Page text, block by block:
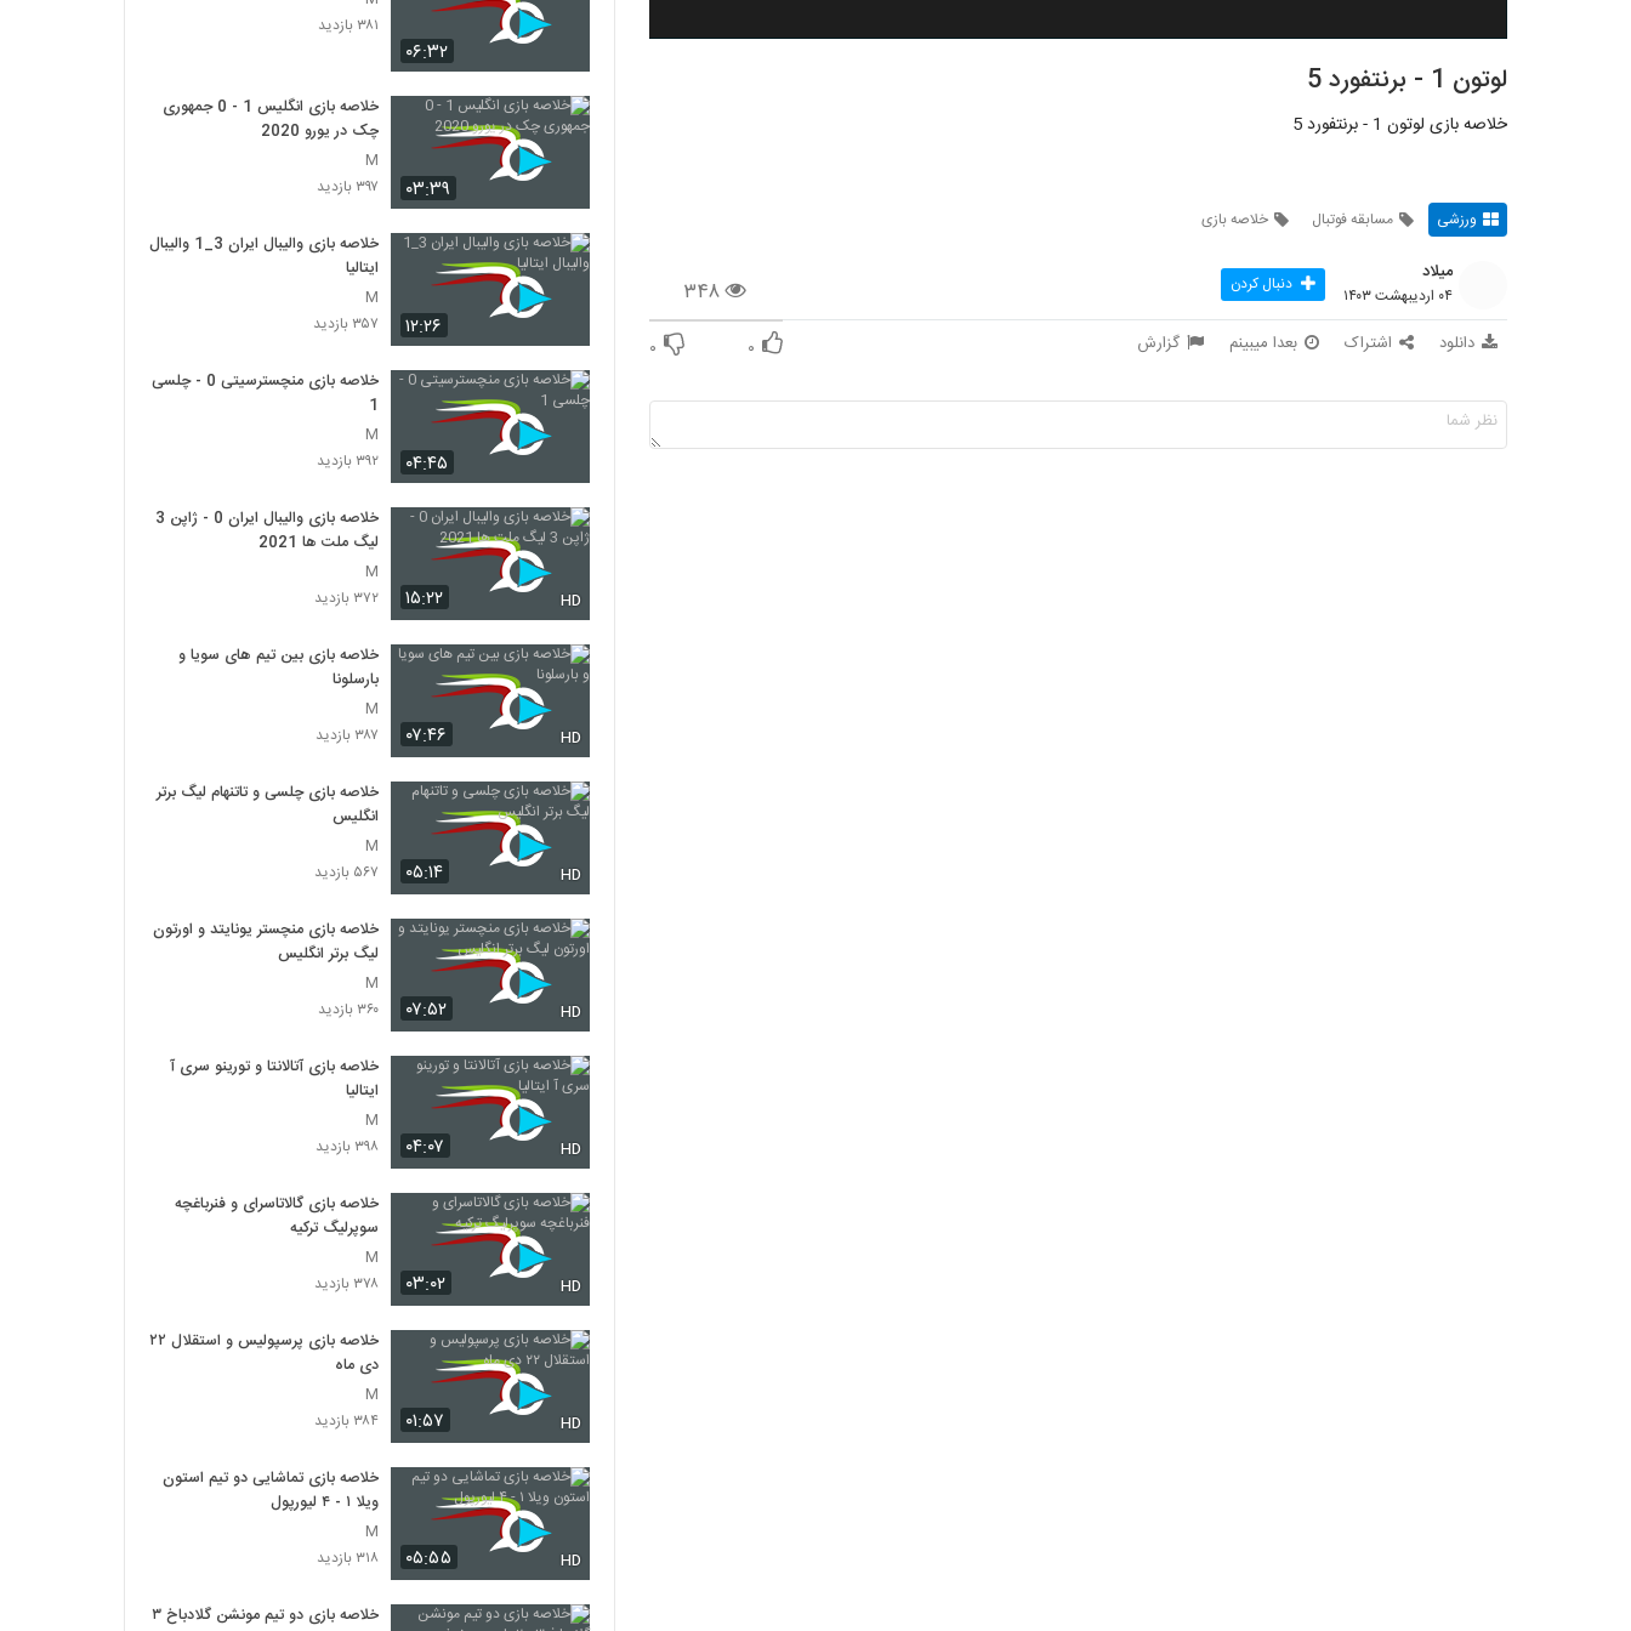
لوتون 1 - برنتفورد 5
خلاصه بازی لوتون 1 - برنتفورد 5
ورزشی مسابقه فوتبال خلاصه بازی
۳۴۸
میلاد
۰۴ اردیبهشت ۱۴۰۳ دنبال کردن
دانلود اشتراک بعدا میبینم گزارش ۰ ۰
۰۶:۳۲
۳۸۱ بازدید
۰۳:۳۹
خلاصه بازی انگلیس 1 - 0 جمهوری
چک در یورو 2020
M
۳۹۷ بازدید
۱۲:۲۶
خلاصه بازی والیبال ایران 3_1 والیبال
ایتالیا
M
۳۵۷ بازدید
۰۴:۴۵
خلاصه بازی منچسترسیتی 0 - چلسی
1
M
۳۹۲ بازدید
۱۵:۲۲ HD
خلاصه بازی والیبال ایران 0 - ژاپن 3
لیگ ملت ها 2021
M
۳۷۲ بازدید
۰۷:۴۶ HD
خلاصه بازی بین تیم های سویا و
بارسلونا
M
۳۸۷ بازدید
۰۵:۱۴ HD
خلاصه بازی چلسی و تاتنهام لیگ برتر
انگلیس
M
۵۶۷ بازدید
۰۷:۵۲ HD
خلاصه بازی منچستر یونایتد و اورتون
لیگ برتر انگلیس
M
۳۶۰ بازدید
۰۴:۰۷ HD
خلاصه بازی آتالانتا و تورینو سری آ
ایتالیا
M
۳۹۸ بازدید
۰۳:۰۲ HD
خلاصه بازی گالاتاسرای و فنرباغچه
سوپرلیگ ترکیه
M
۳۷۸ بازدید
۰۱:۵۷ HD
خلاصه بازی پرسپولیس و استقلال ۲۲
دی ماه
M
۳۸۴ بازدید
۰۵:۵۵ HD
خلاصه بازی تماشایی دو تیم استون
ویلا ۱ - ۴ لیورپول
M
۳۱۸ بازدید
خلاصه بازی دو تیم مونشن گلادباخ ۳